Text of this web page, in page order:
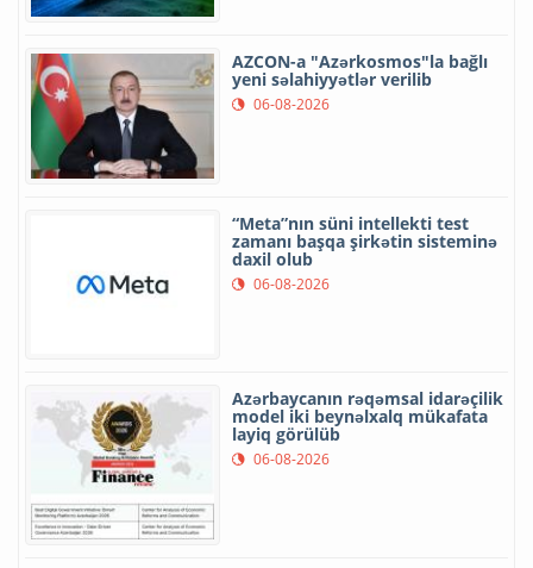
AZCON-a "Azərkosmos"la bağlı
yeni səlahiyyətlər verilib
06-08-2026
“Meta”nın süni intellekti test
zamanı başqa şirkətin sisteminə
daxil olub
06-08-2026
Azərbaycanın rəqəmsal idarəçilik
model iki beynəlxalq mükafata
layiq görülüb
06-08-2026